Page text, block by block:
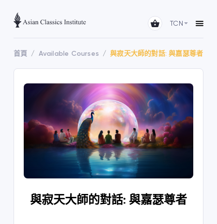
TCN
首頁 Available Courses 與寂天大師的對話: 與嘉瑟尊者
與寂天大師的對話: 與嘉瑟尊者